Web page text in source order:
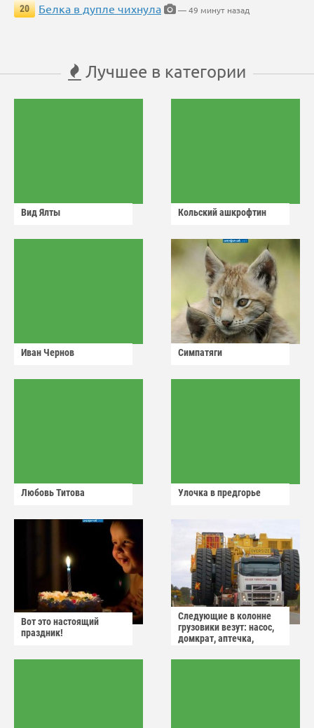
20
Белка в дупле чихнула — 49 минут назад
Лучшее в категории
Вид Ялты Кольский ашкрофтин
Иван Чернов Симпатяги
Любовь Титова Улочка в предгорье
Вот это настоящий
праздник!
Следующие в колонне
грузовики везут: насос,
домкрат, аптечка,